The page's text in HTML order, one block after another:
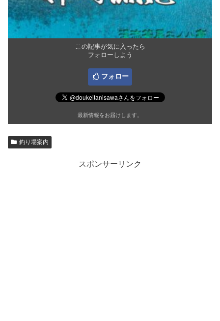
この記事が気に入ったら
フォローしよう
フォロー
最新情報をお届けします。
釣り場案内
スポンサーリンク